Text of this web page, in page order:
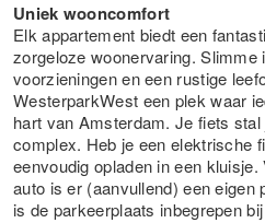
Uniek wooncomfort
Elk appartement biedt een
zorgeloze woonervaring. Slimme
voorzieningen en een rustige
WesterparkWest een plek waar
hart van Amsterdam. Je fiets
complex. Heb je een elektrische
eenvoudig opladen in een
auto is er (aanvullend) een eigen
is de parkeerplaats inbegrepen